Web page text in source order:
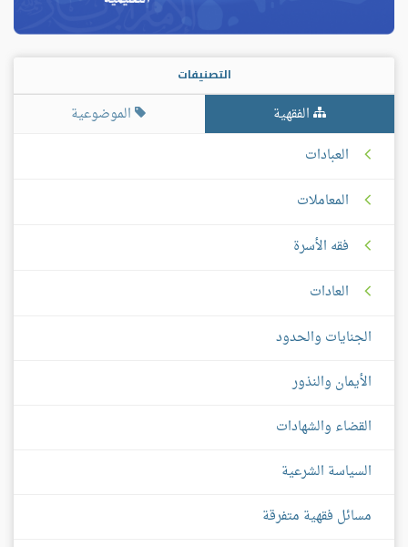
التصنيفات
الفقهية
الموضوعية
العبادات
المعاملات
فقه الأسرة
العادات
الجنايات والحدود
الأيمان والنذور
القضاء والشهادات
السياسة الشرعية
مسائل فقهية متفرقة